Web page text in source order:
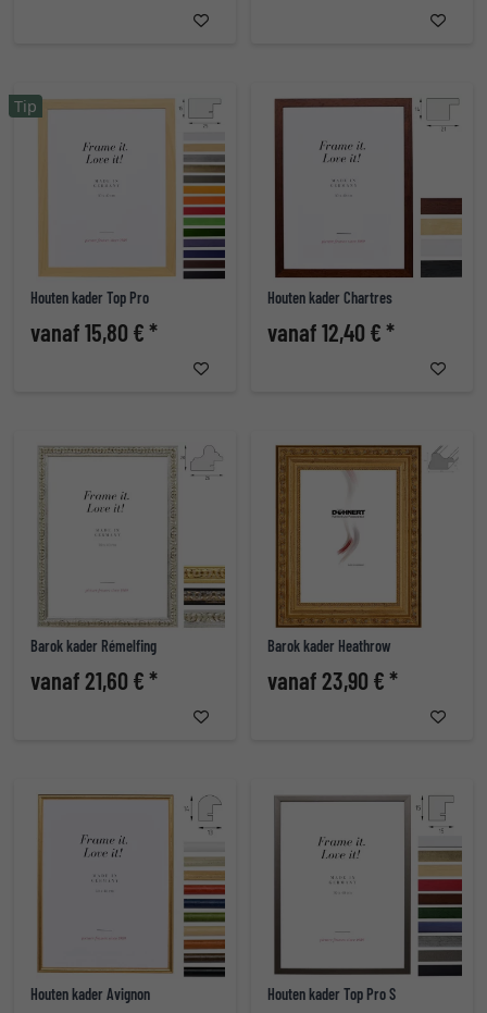
Houten kader Top Pro
vanaf 15,80 € *
Tip
Houten kader Chartres
vanaf 12,40 € *
Barok kader Rémelfing
vanaf 21,60 € *
Barok kader Heathrow
vanaf 23,90 € *
Houten kader Avignon Houten kader Top Pro S